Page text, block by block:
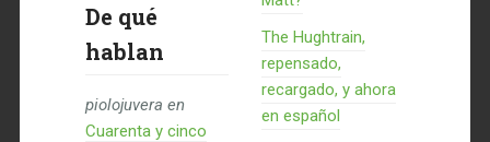
De qué
hablan
piolojuvera en
Cuarenta y cinco
The Hughtrain,
repensado,
recargado, y ahora
en español